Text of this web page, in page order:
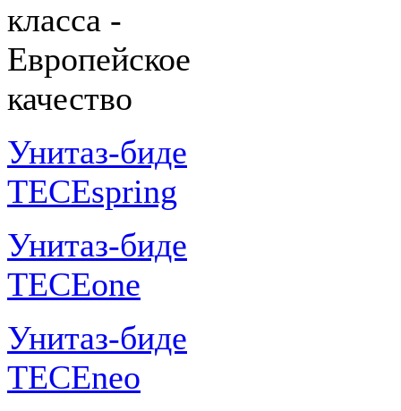
класса -
Европейское
качество
Унитаз-биде
TECEspring
Унитаз-биде
TECEone
Унитаз-биде
TECEneo